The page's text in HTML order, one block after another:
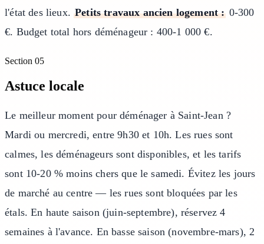
l'état des lieux.Petits travaux ancien logement : 0-300
€. Budget total hors déménageur : 400-1 000 €.
Section 05
Astuce locale
Le meilleur moment pour déménager à Saint-Jean ?
Mardi ou mercredi, entre 9h30 et 10h. Les rues sont
calmes, les déménageurs sont disponibles, et les tarifs
sont 10-20 % moins chers que le samedi. Évitez les jours
de marché au centre — les rues sont bloquées par les
étals. En haute saison (juin-septembre), réservez 4
semaines à l'avance. En basse saison (novembre-mars), 2